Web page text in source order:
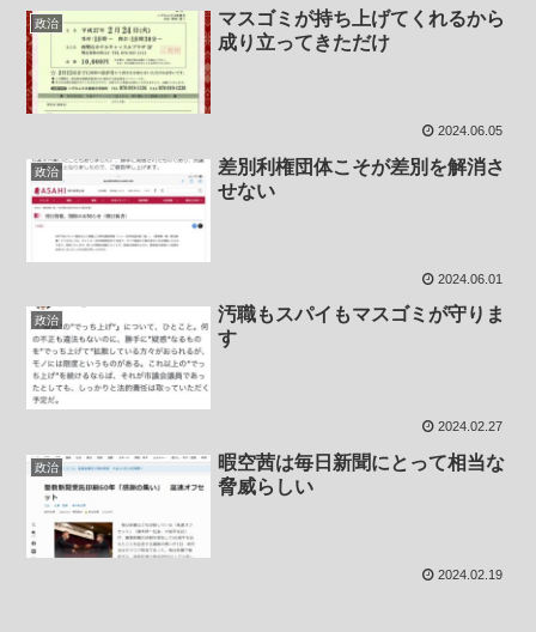
政治
マスゴミが持ち上げてくれるから
成り立ってきただけ
2024.06.05
政治
差別利権団体こそが差別を解消さ
せない
2024.06.01
政治
汚職もスパイもマスゴミが守りま
す
2024.02.27
政治
暇空茜は毎日新聞にとって相当な
脅威らしい
2024.02.19